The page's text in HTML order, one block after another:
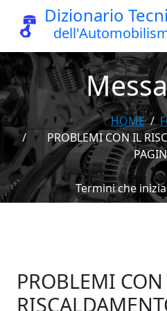
Dizionario
HOME
PROBLEMI CON IL
Termini che
PROBLEMI